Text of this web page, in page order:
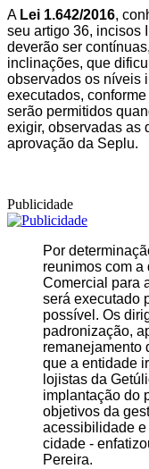
A Lei 1.642/2016,
seu artigo 36, incisos
deverão ser
inclinações, que
observados os níveis
executados,
serão permitidos
exigir, observadas as
aprovação da Seplu.
Publicidade
Por
reunimos com
Comercial para
será executado
possível. Os
padronização,
remanejamento
que a entidade
lojistas da
implantação do
objetivos da
acessibilidade
cidade -
Pereira.